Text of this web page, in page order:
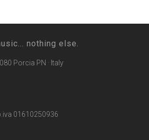
nothing else.
Porcia PN · Italy
01610250936